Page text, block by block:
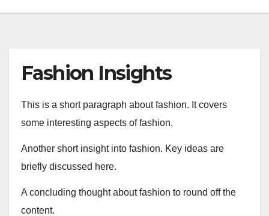
Fashion Insights
This is a short paragraph about fashion. It covers
some interesting aspects of fashion.
Another short insight into fashion. Key ideas are
briefly discussed here.
A concluding thought about fashion to round off the
content.